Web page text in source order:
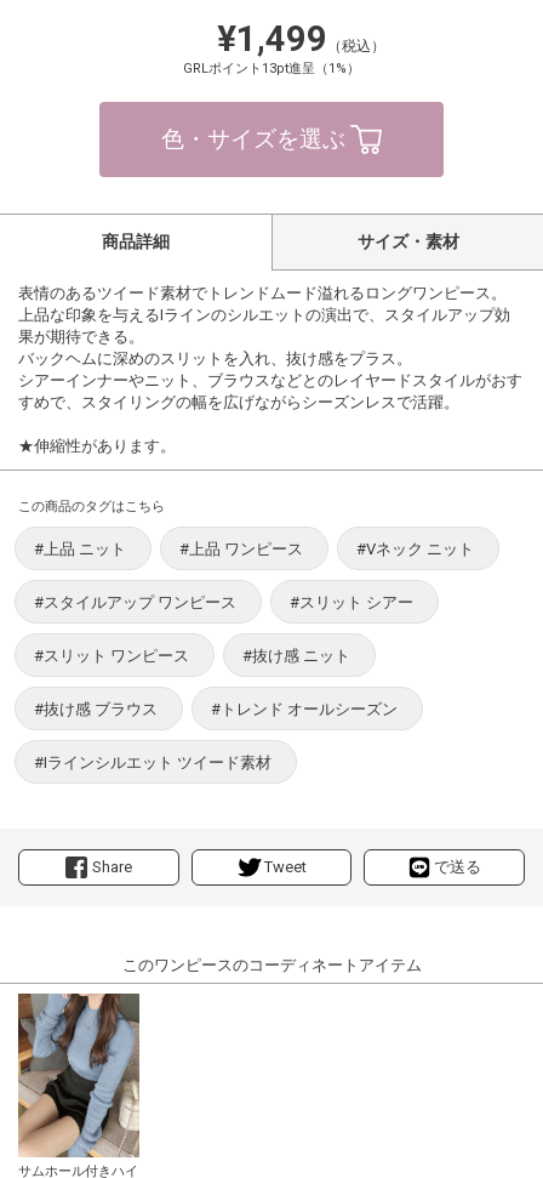
¥1,499 （税込）
GRLポイント13pt進呈（1%）
色・サイズを選ぶ
Share Tweet で送る
商品詳細 サイズ・素材
表情のあるツイード素材でトレンドムード溢れるロングワンピース。
上品な印象を与えるIラインのシルエットの演出で、スタイルアップ効
果が期待できる。
バックヘムに深めのスリットを入れ、抜け感をプラス。
シアーインナーやニット、ブラウスなどとのレイヤードスタイルがおす
すめで、スタイリングの幅を広げながらシーズンレスで活躍。
★伸縮性があります。
この商品のタグはこちら
#上品 ニット #上品 ワンピース #Vネック ニット
#スタイルアップ ワンピース #スリット シアー
#スリット ワンピース #抜け感 ニット
#抜け感 ブラウス #トレンド オールシーズン
#Iラインシルエット ツイード素材
このワンピースのコーディネートアイテム
サムホール付きハイ